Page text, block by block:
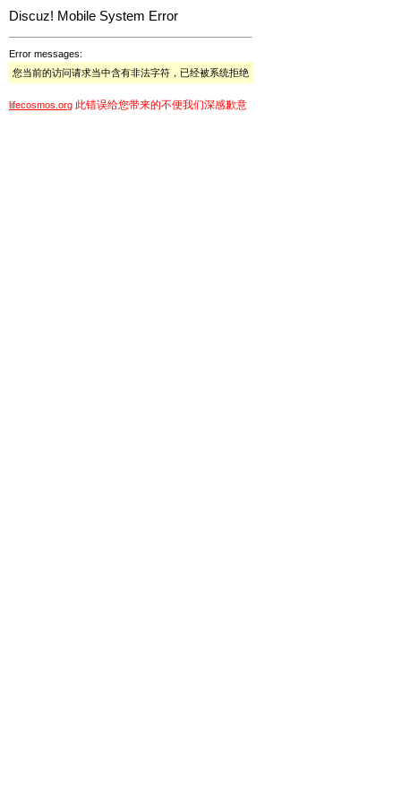
Discuz! Mobile System Error
Error messages:
您当前的访问请求当中含有非法字符，已经被系统拒绝
lifecosmos.org 此错误给您带来的不便我们深感歉意